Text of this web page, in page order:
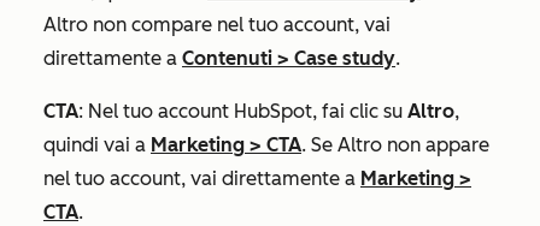
Altro non compare nel tuo account, vai
direttamente a Contenuti > Case study.
CTA: Nel tuo account HubSpot, fai clic su Altro,
quindi vai a Marketing > CTA. Se Altro non appare
nel tuo account, vai direttamente a Marketing >
CTA.